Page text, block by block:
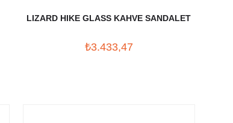
LIZARD HIKE GLASS KAHVE SANDALET
₺3.433,47